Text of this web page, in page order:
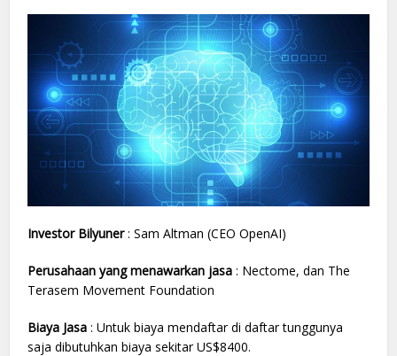
Investor Bilyuner: Sam Altman (CEO OpenAI)
Perusahaan yang menawarkan jasa : Nectome, dan The
Terasem Movement Foundation
Biaya Jasa : Untuk biaya mendaftar di daftar tunggunya
saja dibutuhkan biaya sekitar US$8400.